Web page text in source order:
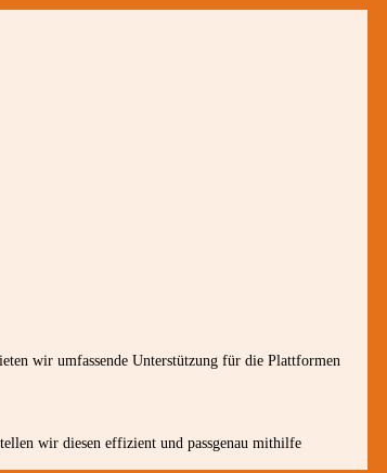
wir umfassende Unterstützung für die Plattformen
wir diesen effizient und passgenau mithilfe